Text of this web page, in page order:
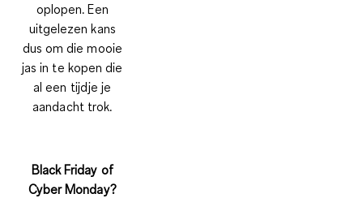
oplopen. Een
uitgelezen kans
dus om die mooie
jas in te kopen die
al een tijdje je
aandacht trok.
Black Friday of
Cyber Monday?